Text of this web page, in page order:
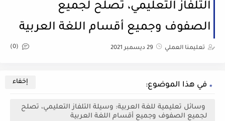
التلفاز التعليمي، تصلح لجميع
الصفوف وجميع أقسام اللغة العربية
تعليمنا العملي 29 ديسمبر 2021 (0)
في هذا الموضوع:
وسائل تعليمية للغة العربية: وسيلة التلفاز التعليمي، تصلح
لجميع الصفوف وجميع أقسام اللغة العربية